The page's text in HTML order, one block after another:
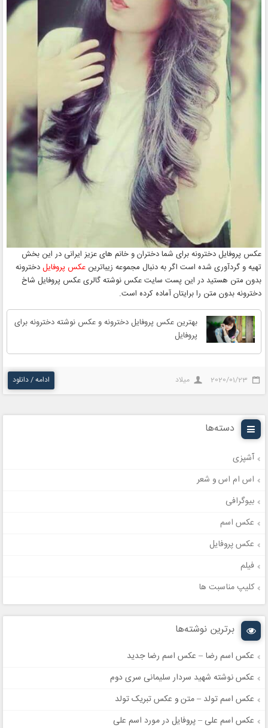
عکس پروفایل دخترونه برای شما دختران و خانم های عزیز ایرانی در این بخش
تهیه و گردآوری شده است اگر به دنبال مجموعه زیباترین عکس پروفایل دخترونه
بدون متن هستید در این پست سایت عکس نوشته گالری عکس پروفایل شاخ
دخترونه بدون متن را برایتان آماده کرده است.
بهترین عکس پروفایل دخترونه و عکس نوشته دخترونه برای
پروفایل
2020/01/23 میلاد ادامه / دانلود
دسته‌ها
آشپزی
اس ام اس و شعر
بیوگرافی
عکس اسم
عکس پروفایل
فیلم
کلیپ مناسبت ها
برترین نوشته‌ها
عکس اسم رضا – عکس اسم رضا جدید
عکس نوشته شهید سردار سلیمانی سری دوم
عکس اسم تولد – متن و عکس تبریک تولد
عکس اسم علی – پروفایل در مورد اسم علی